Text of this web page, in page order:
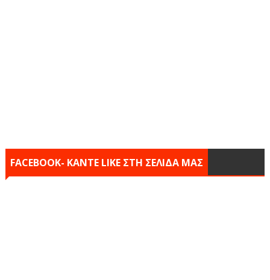
FACEBOOK- KANTE LIKE ΣΤΗ ΣΕΛΙΔΑ ΜΑΣ